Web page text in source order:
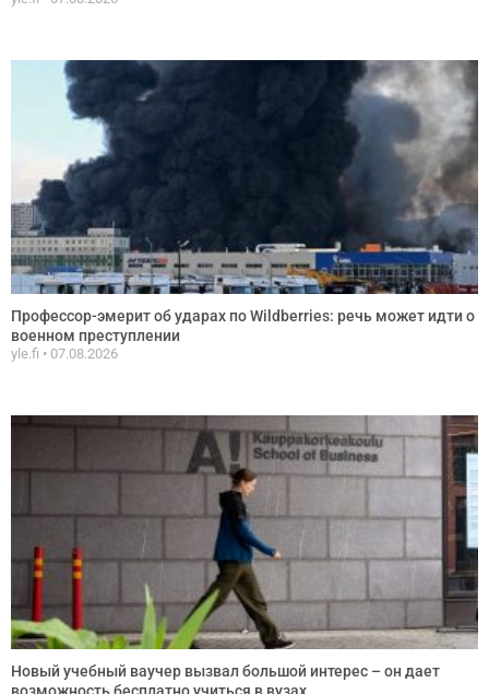
Профессор-эмерит об ударах по Wildberries: речь может идти о
военном преступлении
yle.fi 07.08.2026
Новый учебный ваучер вызвал большой интерес – он дает
возможность бесплатно учиться в вузах